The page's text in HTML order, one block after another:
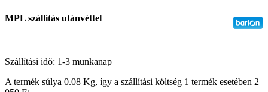
MPL szállítás utánvéttel
Szállítási idő: 1-3 munkanap
A termék súlya 0.08 Kg, így a szállítási költség 1 termék esetében 2